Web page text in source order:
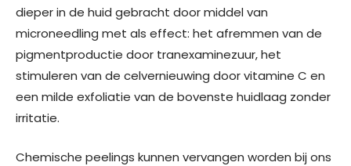
dieper in de huid gebracht door middel van
microneedling met als effect: het afremmen van de
pigmentproductie door tranexaminezuur, het
stimuleren van de celvernieuwing door vitamine C en
een milde exfoliatie van de bovenste huidlaag zonder
irritatie.
Chemische peelings kunnen vervangen worden bij ons